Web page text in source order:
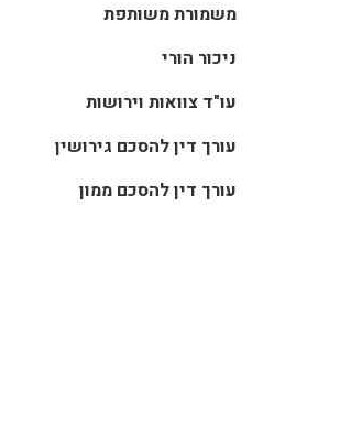
משמורת משותפת
ניכור הורי
עו"ד צוואות וירושות
עורך דין להסכם גירושין
עורך דין להסכם ממון